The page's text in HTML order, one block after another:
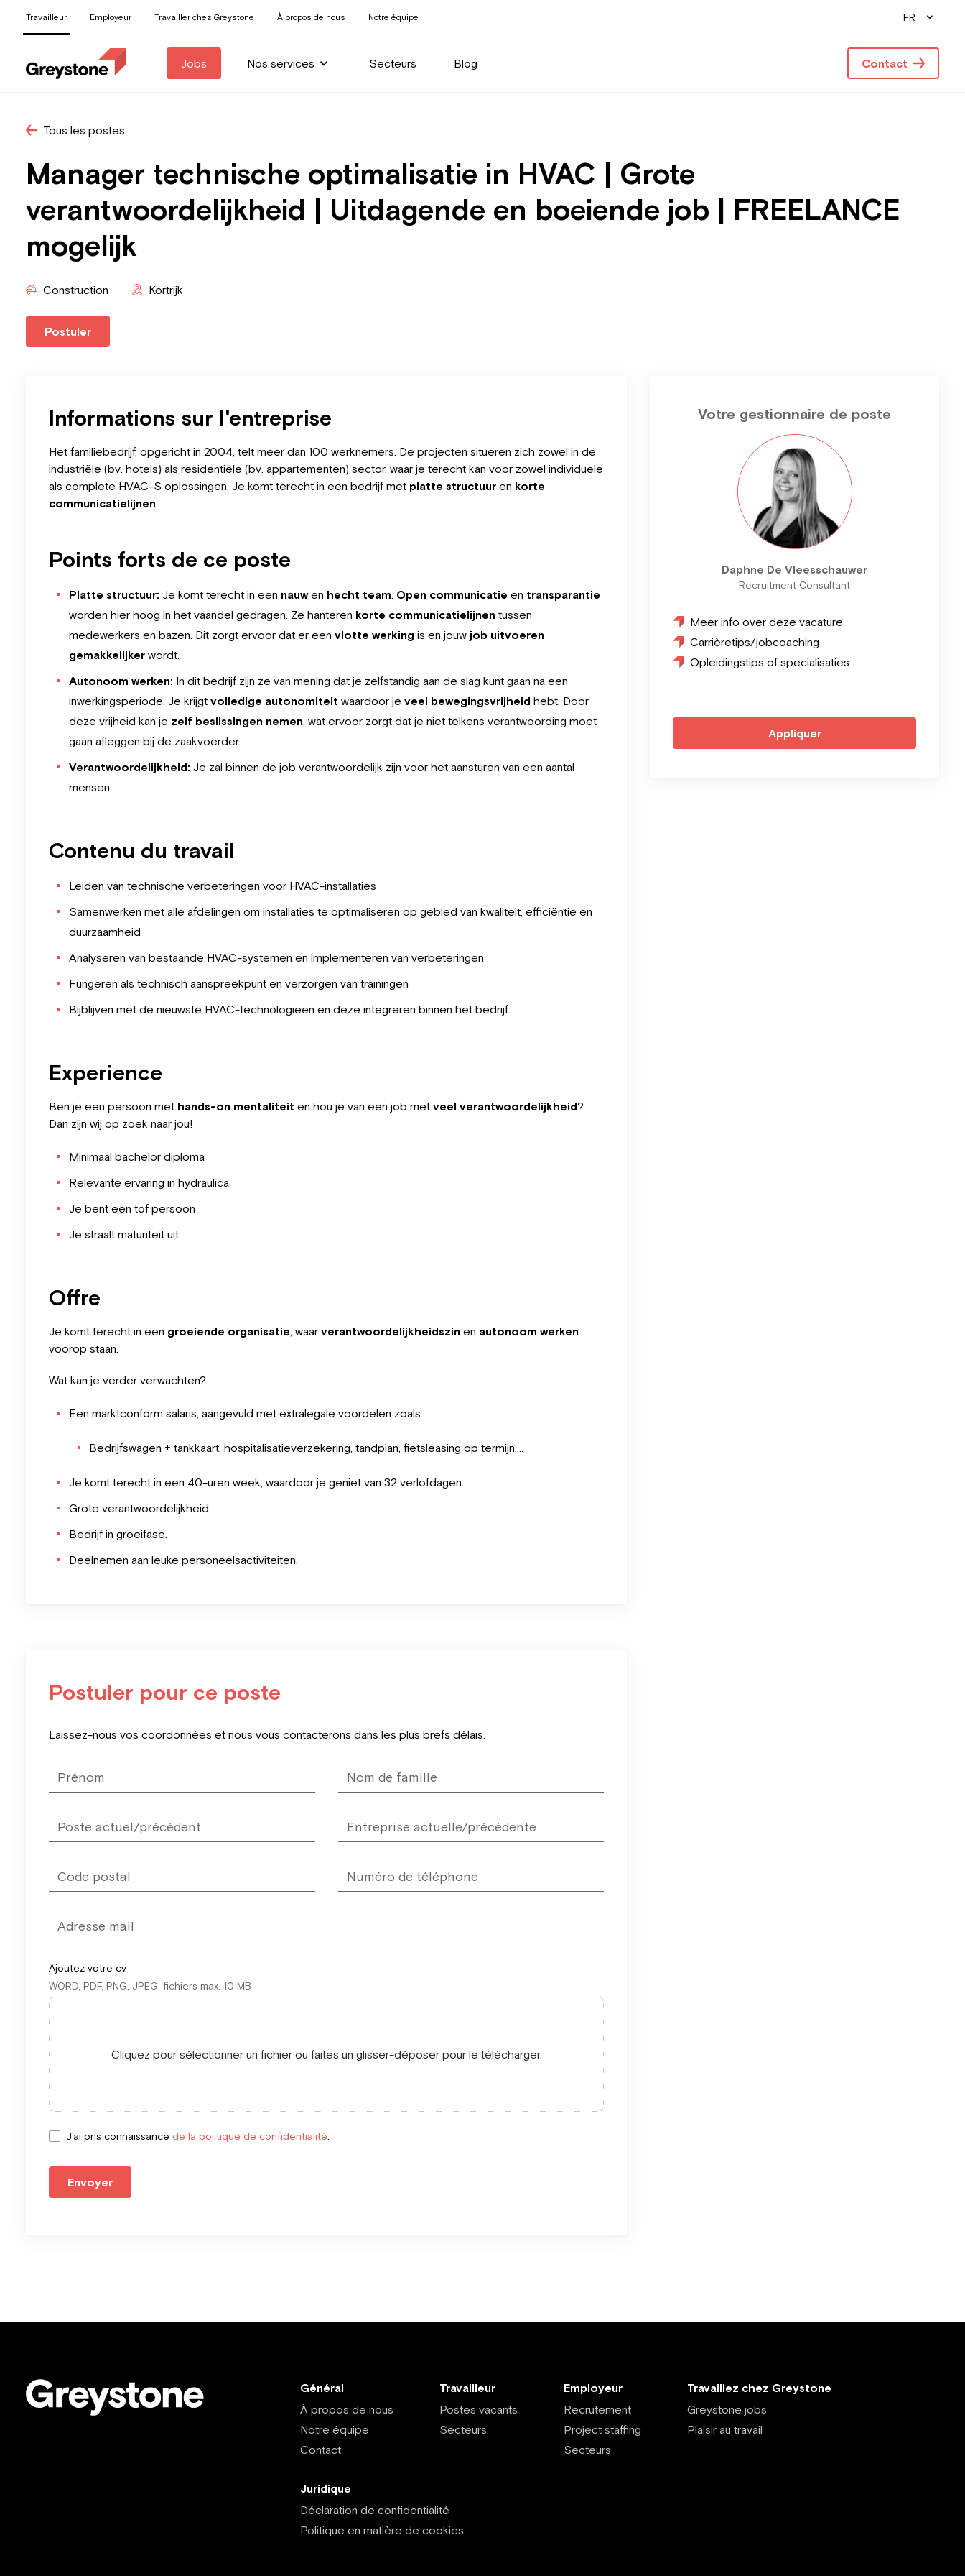
Travailleur Employeur Travailler chez Greystone À propos de nous Notre équipe FR
Jobs Nos services Secteurs Blog Contact
Tous les postes
Manager technische optimalisatie in HVAC | Grote
verantwoordelijkheid | Uitdagende en boeiende job | FREELANCE
mogelijk
Construction Kortrijk
Postuler
Informations sur l'entreprise
Het familiebedrijf, opgericht in 2004, telt meer dan 100 werknemers. De projecten situeren zich zowel in de
industriële (bv. hotels) als residentiële (bv. appartementen) sector, waar je terecht kan voor zowel individuele
als complete HVAC-S oplossingen. Je komt terecht in een bedrijf met platte structuur en korte
communicatielijnen.
Points forts de ce poste
Platte structuur: Je komt terecht in een nauwen hecht team. Open communicatie en transparantie
worden hier hoog in het vaandel gedragen. Ze hanteren korte communicatielijnen tussen
medewerkers en bazen. Dit zorgt ervoor dat er een vlotte werking is en jouw job uitvoeren
gemakkelijker wordt.
Autonoom werken: In dit bedrijf zijn ze van mening dat je zelfstandig aan de slag kunt gaan na een
inwerkingsperiode. Je krijgt volledige autonomiteit waardoor je veel bewegingsvrijheid hebt. Door
deze vrijheid kan je zelf beslissingen nemen, wat ervoor zorgt dat je niet telkens verantwoording moet
gaan afleggen bij de zaakvoerder.
Verantwoordelijkheid: Je zal binnen de job verantwoordelijk zijn voor het aansturen van een aantal
mensen.
Contenu du travail
Leiden van technische verbeteringen voor HVAC-installaties
Samenwerken met alle afdelingen om installaties te optimaliseren op gebied van kwaliteit, efficiëntie en
duurzaamheid
Analyseren van bestaande HVAC-systemen en implementeren van verbeteringen
Fungeren als technisch aanspreekpunt en verzorgen van trainingen
Bijblijven met de nieuwste HVAC-technologieën en deze integreren binnen het bedrijf
Experience
Ben je een persoon met hands-on mentaliteit en hou je van een job met veel verantwoordelijkheid?
Dan zijn wij op zoek naar jou!
Minimaal bachelor diploma
Relevante ervaring in hydraulica
Je bent een tof persoon
Je straalt maturiteit uit
Offre
Je komt terecht in een groeiende organisatie, waar verantwoordelijkheidszin en autonoom werken
voorop staan.
Wat kan je verder verwachten?
Een marktconform salaris, aangevuld met extralegale voordelen zoals:
Bedrijfswagen + tankkaart, hospitalisatieverzekering, tandplan, fietsleasing op termijn,...
Je komt terecht in een 40-uren week, waardoor je geniet van 32 verlofdagen.
Grote verantwoordelijkheid.
Bedrijf in groeifase.
Deelnemen aan leuke personeelsactiviteiten.
Postuler pour ce poste
blank
Laissez-nous vos coordonnées et nous vous contacterons dans les plus brefs délais.
Ajoutez votre cv
WORD, PDF, PNG, JPEG, fichiers max. 10 MB
Cliquez pour sélectionner un fichier ou faites un glisser-déposer pour le télécharger.
J'ai pris connaissance de la politique de confidentialité
Envoyer
Votre gestionnaire de poste
Daphne De Vleesschauwer
Recruitment Consultant
Meer info over deze vacature
Carrièretips/jobcoaching
Opleidingstips of specialisaties
Appliquer
Général
À propos de nous
Notre équipe
Contact
Travailleur
Postes vacants
Secteurs
Employeur
Recrutement
Project staffing
Secteurs
Travaillez chez Greystone
Greystone jobs
Plaisir au travail
Juridique
Déclaration de confidentialité
Politique en matière de cookies